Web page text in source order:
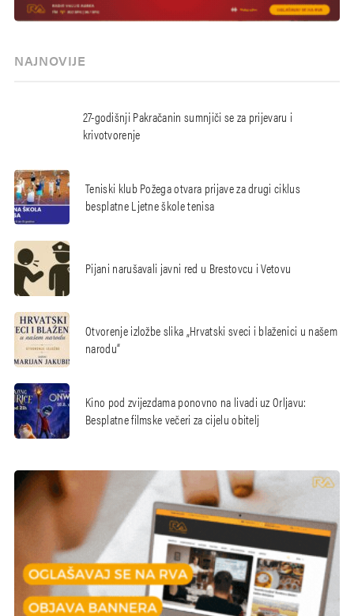
NAJNOVIJE
27-godišnji Pakračanin sumnjiči se za prijevaru i
krivotvorenje
Teniski klub Požega otvara prijave za drugi ciklus
besplatne Ljetne škole tenisa
Pijani narušavali javni red u Brestovcu i Vetovu
Otvorenje izložbe slika „Hrvatski sveci i blaženici u našem
narodu“
Kino pod zvijezdama ponovno na livadi uz Orljavu:
Besplatne filmske večeri za cijelu obitelj